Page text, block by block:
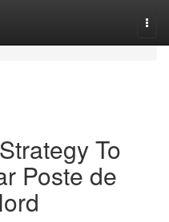
To
Poste de